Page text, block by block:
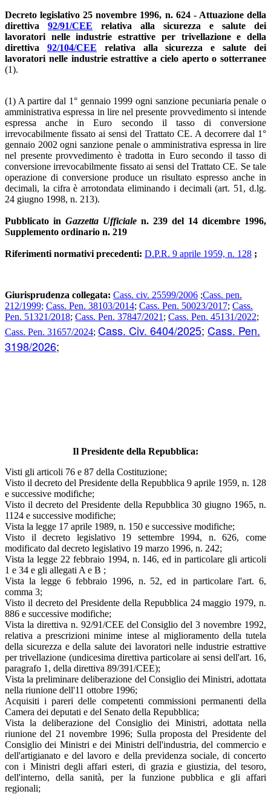
Decreto legislativo 25 novembre 1996, n. 624 - Attuazione della
direttiva 92/91/CEE relativa alla sicurezza e salute dei
lavoratori nelle industrie estrattive per trivellazione e della
direttiva 92/104/CEE relativa alla sicurezza e salute dei
lavoratori nelle industrie estrattive a cielo aperto o sotterranee
(1).
(1) A partire dal 1° gennaio 1999 ogni sanzione pecuniaria penale o
amministrativa espressa in lire nel presente provvedimento si intende
espressa anche in Euro secondo il tasso di conversione
irrevocabilmente fissato ai sensi del Trattato CE. A decorrere dal 1°
gennaio 2002 ogni sanzione penale o amministrativa espressa in lire
nel presente provvedimento è tradotta in Euro secondo il tasso di
conversione irrevocabilmente fissato ai sensi del Trattato CE. Se tale
operazione di conversione produce un risultato espresso anche in
decimali, la cifra è arrotondata eliminando i decimali (art. 51, d.lg.
24 giugno 1998, n. 213).
Pubblicato in Gazzetta Ufficiale n. 239 del 14 dicembre 1996,
Supplemento ordinario n. 219
Riferimenti normativi precedenti: D.P.R. 9 aprile 1959, n. 128 ;
Giurisprudenza collegata: Cass. civ. 25599/2006 ;Cass. pen.
212/1999; Cass. Pen. 38103/2014; Cass. Pen. 50023/2017; Cass.
Pen. 51321/2018; Cass. Pen. 37847/2021 ; Cass. Pen. 45131/2022;
Cass. Pen. 31657/2024; Cass. Civ. 6404/2025; Cass. Pen.
3198/2026;
Il Presidente della Repubblica:
Visti gli articoli 76 e 87 della Costituzione;
Visto il decreto del Presidente della Repubblica 9 aprile 1959, n. 128
e successive modifiche;
Visto il decreto del Presidente della Repubblica 30 giugno 1965, n.
1124 e successive modifiche;
Vista la legge 17 aprile 1989, n. 150 e successive modifiche;
Visto il decreto legislativo 19 settembre 1994, n. 626, come
modificato dal decreto legislativo 19 marzo 1996, n. 242;
Vista la legge 22 febbraio 1994, n. 146, ed in particolare gli articoli
1 e 34 e gli allegati A e B ;
Vista la legge 6 febbraio 1996, n. 52, ed in particolare l'art. 6,
comma 3;
Visto il decreto del Presidente della Repubblica 24 maggio 1979, n.
886 e successive modifiche;
Vista la direttiva n. 92/91/CEE del Consiglio del 3 novembre 1992,
relativa a prescrizioni minime intese al miglioramento della tutela
della sicurezza e della salute dei lavoratori nelle industrie estrattive
per trivellazione (undicesima direttiva particolare ai sensi dell'art. 16,
paragrafo 1, della direttiva 89/391/CEE);
Vista la preliminare deliberazione del Consiglio dei Ministri, adottata
nella riunione dell'11 ottobre 1996;
Acquisiti i pareri delle competenti commissioni permanenti della
Camera dei deputati e del Senato della Repubblica;
Vista la deliberazione del Consiglio dei Ministri, adottata nella
riunione del 21 novembre 1996; Sulla proposta del Presidente del
Consiglio dei Ministri e dei Ministri dell'industria, del commercio e
dell'artigianato e del lavoro e della previdenza sociale, di concerto
con i Ministri degli affari esteri, di grazia e giustizia, del tesoro,
dell'interno, della sanità, per la funzione pubblica e gli affari
regionali;